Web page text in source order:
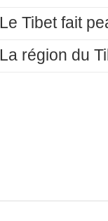
Le Tibet fait
La région du